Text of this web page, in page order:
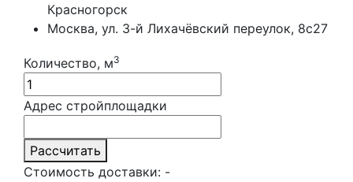
Красногорск
Москва, ул. 3-й Лихачёвский переулок, 8с27
Количество, м3
Адрес стройплощадки
Рассчитать
Стоимость доставки: -